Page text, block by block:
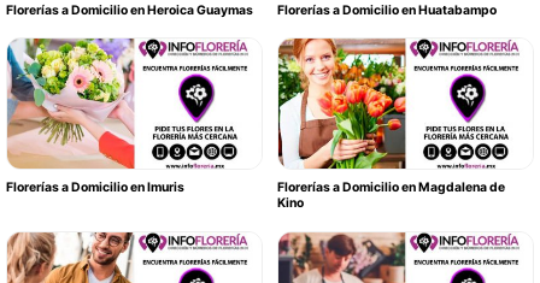
Florerías a Domicilio en Heroica Guaymas Florerías a Domicilio en Huatabampo
Florerías a Domicilio en Imuris
Florerías a Domicilio en Magdalena de
Kino